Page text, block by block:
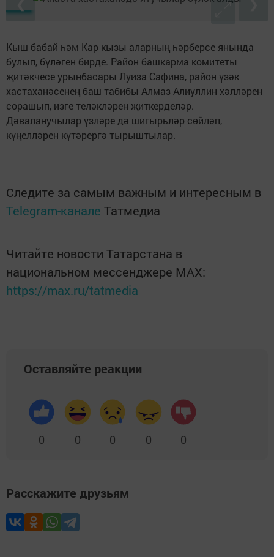
Кыш бабай һәм Кар кызы аларның һәрберсе янында
булып, бүләген бирде. Район башкарма комитеты
җитәкчесе урынбасары Луиза Сафина, район үзәк
хастаханәсенең баш табибы Алмаз Алиуллин хәлләрен
сорашып, изге теләкләрен җиткерделәр.
Дәваланучылар үзләре дә шигырьләр сөйләп,
күңелләрен күтәрергә тырыштылар.
Следите за самым важным и интересным в
Telegram-канале Татмедиа
Читайте новости Татарстана в
национальном мессенджере MАХ:
https://max.ru/tatmedia
Оставляйте реакции
0 0 0 0 0
Расскажите друзьям